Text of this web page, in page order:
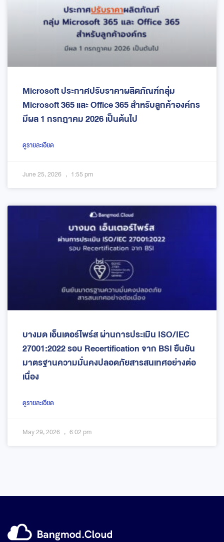
Microsoft ประกาศปรับราคาผลิตภัณฑ์กลุ่ม
Microsoft 365 และ Office 365 สำหรับลูกค้าองค์กร
มีผล 1 กรกฎาคม 2026 เป็นต้นไป
ดูรายละเอียด
June 25, 2026 1:55 pm
บางมด เอ็นเตอร์ไพร์ส ผ่านการประเมิน ISO/IEC
27001:2022 รอบ Recertification จาก BSI ยืนยัน
มาตรฐานความมั่นคงปลอดภัยสารสนเทศอย่างต่อ
เนื่อง
ดูรายละเอียด
May 29, 2026 6:02 pm